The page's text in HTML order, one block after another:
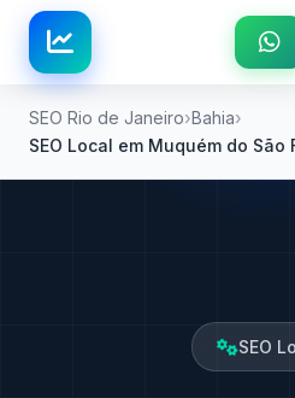
SEO Rio de Janeiro Bahia
SEO Local em Muquém do São
SEO